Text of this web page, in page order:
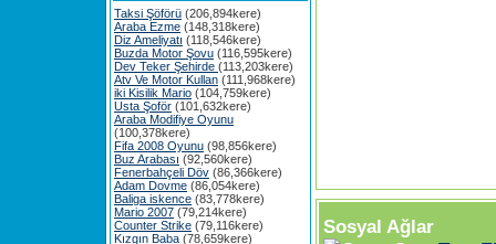
Taksi Şöförü (206,894kere)
Araba Ezme (148,318kere)
Diz Ameliyatı (118,546kere)
Buzda Motor Şovu (116,595kere)
Dev Teker Şehirde (113,203kere)
Atv Ve Motor Kullan (111,968kere)
iki Kisilik Mario (104,759kere)
Usta Şoför (101,632kere)
Araba Modifiye Oyunu
(100,378kere)
Fifa 2008 Oyunu (98,856kere)
Buz Arabası (92,560kere)
Fenerbahçeli Döv (86,366kere)
Adam Dovme (86,054kere)
Baliga iskence (83,778kere)
Mario 2007 (79,214kere)
Counter Strike (79,116kere)
Kızgın Baba (78,659kere)
Sosyal Ağlar